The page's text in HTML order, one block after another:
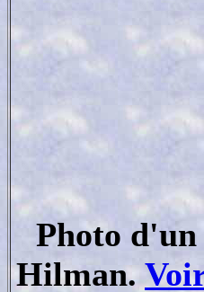
Photo
Hilman.